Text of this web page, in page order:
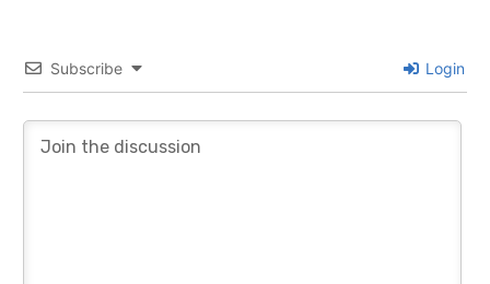
Subscribe Login